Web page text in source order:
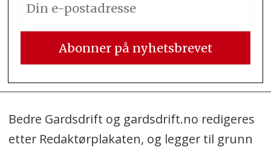
Bedre Gardsdrift og gardsdrift.no redigeres
etter Redaktørplakaten, og legger til grunn